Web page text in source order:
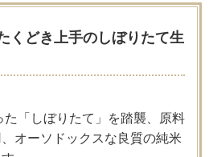
くどき上手のしぼりたて生
「しぼりたて」を踏襲、原料
オーソドックスな良質の純米